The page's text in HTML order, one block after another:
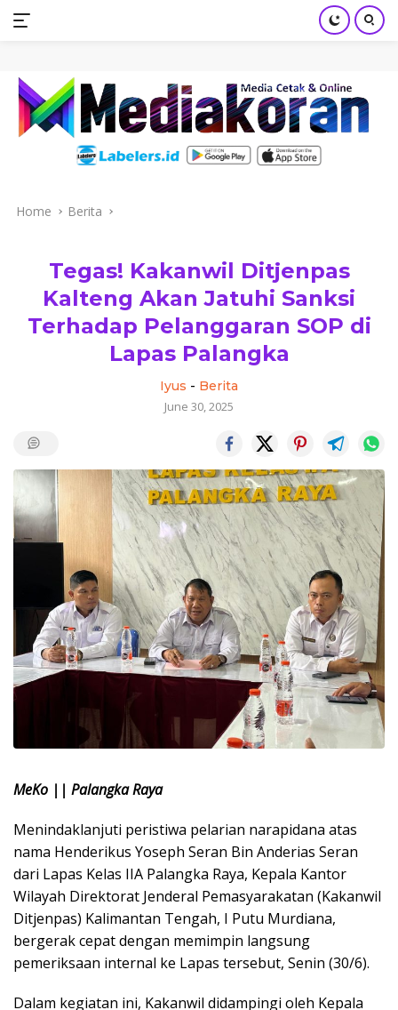
Skip
content
Home Berita
Tegas! Kakanwil Ditjenpas
Kalteng Akan Jatuhi Sanksi
Terhadap Pelanggaran SOP di
Lapas Palangka
Iyus - Berita
June 30, 2025
MeKo || Palangka Raya
Menindaklanjuti peristiwa pelarian narapidana atas
nama Henderikus Yoseph Seran Bin Anderias Seran
dari Lapas Kelas IIA Palangka Raya, Kepala Kantor
Wilayah Direktorat Jenderal Pemasyarakatan (Kakanwil
Ditjenpas) Kalimantan Tengah, I Putu Murdiana,
bergerak cepat dengan memimpin langsung
pemeriksaan internal ke Lapas tersebut, Senin (30/6).
Dalam kegiatan ini, Kakanwil didampingi oleh Kepala